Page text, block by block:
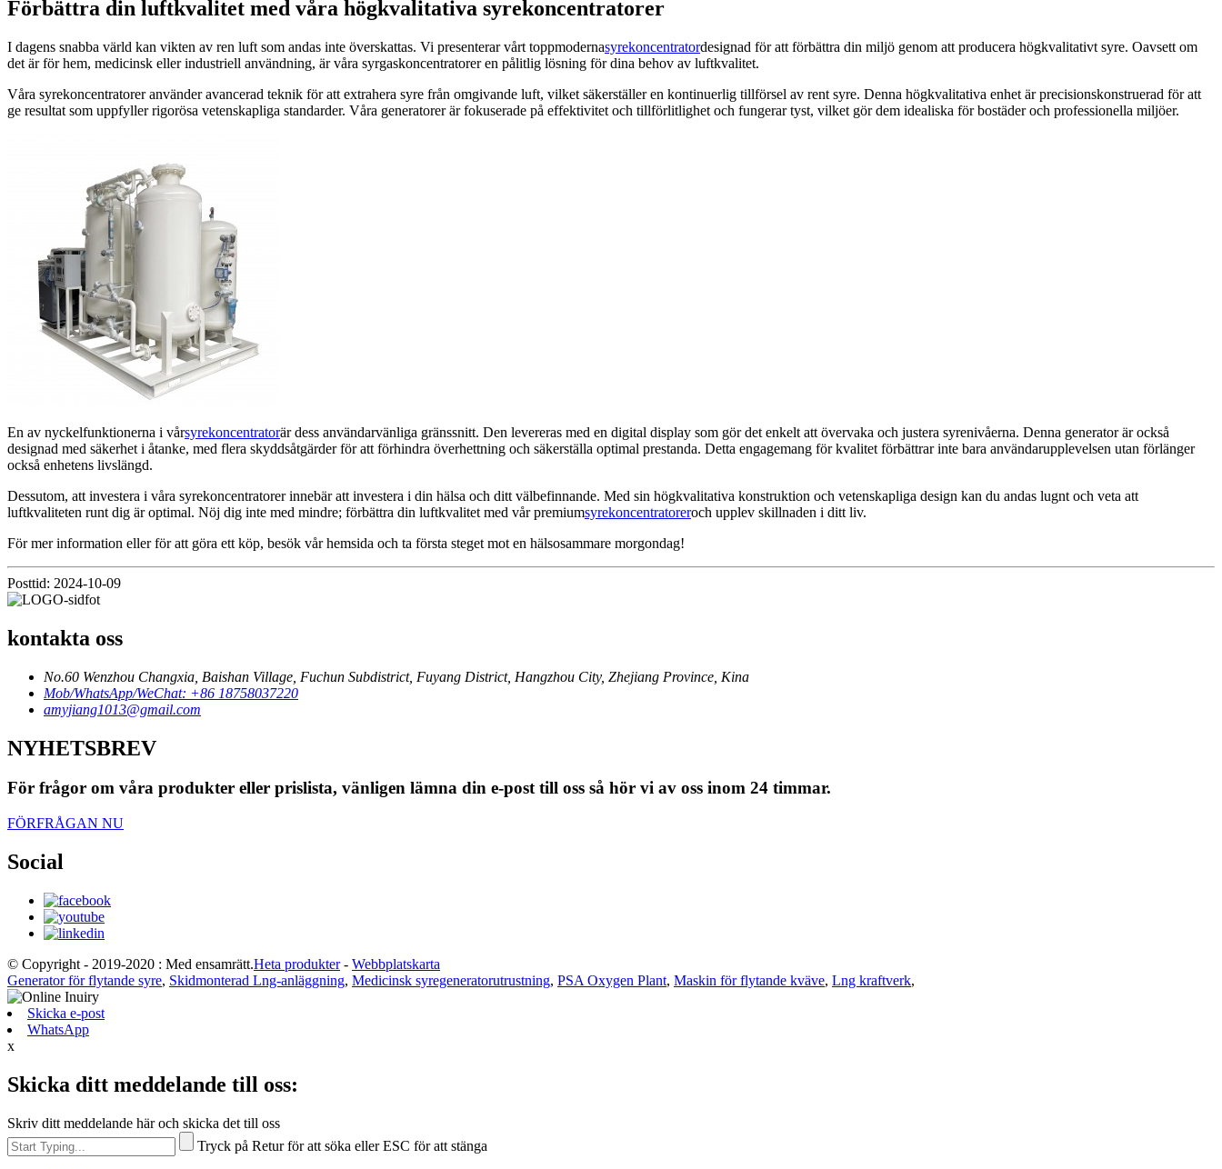
Förbättra din luftkvalitet med våra högkvalitativa syrekoncentratorer
I dagens snabba värld kan vikten av ren luft som andas inte överskattas. Vi presenterar vårt toppmodernasyrekoncentratordesignad för att förbättra din miljö genom att producera högkvalitativt syre. Oavsett om
det är för hem, medicinsk eller industriell användning, är våra syrgaskoncentratorer en pålitlig lösning för dina behov av luftkvalitet.
Våra syrekoncentratorer använder avancerad teknik för att extrahera syre från omgivande luft, vilket säkerställer en kontinuerlig tillförsel av rent syre. Denna högkvalitativa enhet är precisionskonstruerad för att
ge resultat som uppfyller rigorösa vetenskapliga standarder. Våra generatorer är fokuserade på effektivitet och tillförlitlighet och fungerar tyst, vilket gör dem idealiska för bostäder och professionella miljöer.
En av nyckelfunktionerna i vårsyrekoncentratorär dess användarvänliga gränssnitt. Den levereras med en digital display som gör det enkelt att övervaka och justera syrenivåerna. Denna generator är också
designad med säkerhet i åtanke, med flera skyddsåtgärder för att förhindra överhettning och säkerställa optimal prestanda. Detta engagemang för kvalitet förbättrar inte bara användarupplevelsen utan förlänger
också enhetens livslängd.
Dessutom, att investera i våra syrekoncentratorer innebär att investera i din hälsa och ditt välbefinnande. Med sin högkvalitativa konstruktion och vetenskapliga design kan du andas lugnt och veta att
luftkvaliteten runt dig är optimal. Nöj dig inte med mindre; förbättra din luftkvalitet med vår premiumsyrekoncentratoreroch upplev skillnaden i ditt liv.
För mer information eller för att göra ett köp, besök vår hemsida och ta första steget mot en hälsosammare morgondag!
Posttid: 2024-10-09
kontakta oss
No.60 Wenzhou Changxia, Baishan Village, Fuchun Subdistrict, Fuyang District, Hangzhou City, Zhejiang Province, Kina
Mob/WhatsApp/WeChat: +86 18758037220
amyjiang1013@gmail.com
NYHETSBREV
För frågor om våra produkter eller prislista, vänligen lämna din e-post till oss så hör vi av oss inom 24 timmar.
FÖRFRÅGAN NU
Social
© Copyright - 2019-2020 : Med ensamrätt.Heta produkter- Webbplatskarta
Generator för flytande syre, Skidmonterad Lng-anläggning, Medicinsk syregeneratorutrustning, PSA Oxygen Plant, Maskin för flytande kväve, Lng kraftverk,
Skicka e-post
WhatsApp
x
Skicka ditt meddelande till oss:
Skriv ditt meddelande här och skicka det till oss
Tryck på Retur för att söka eller ESC för att stänga